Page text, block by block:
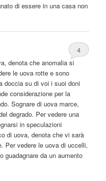
diessere in una casa non
4
denota che anomalia si
le uova rotte e sono
doccia su di voi i suoi doni
considerazione per la
Sognare di uova marce,
degrado. Per vedere una
in speculazioni
di uova, denota che vi sarà
Per vedere le uova di uccelli,
guadagnareda un aumento